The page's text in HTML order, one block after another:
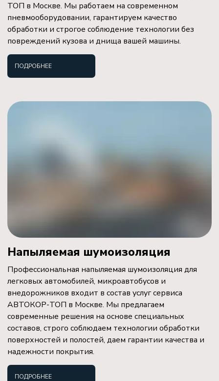
ТОП в Москве. Мы работаем на современном
пневмооборудовании, гарантируем качество
обработки и строгое соблюдение технологии без
повреждений кузова и днища вашей машины.
ПОДРОБНЕЕ
Напыляемая шумоизоляция
Профессиональная напыляемая шумоизоляция для
легковых автомобилей, микроавтобусов и
внедорожников входит в состав услуг сервиса
АВТОКОР-ТОП в Москве. Мы предлагаем
современные решения на основе специальных
составов, строго соблюдаем технологии обработки
поверхностей и полостей, даем гарантии качества и
надежности покрытия.
ПОДРОБНЕЕ